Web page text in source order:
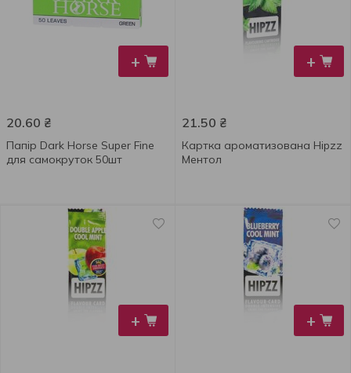
+
20.60 ₴
Папір Dark Horse Super Fine
для самокруток 50шт
+
21.50 ₴
Картка ароматизована Hipzz
Ментол
+ +